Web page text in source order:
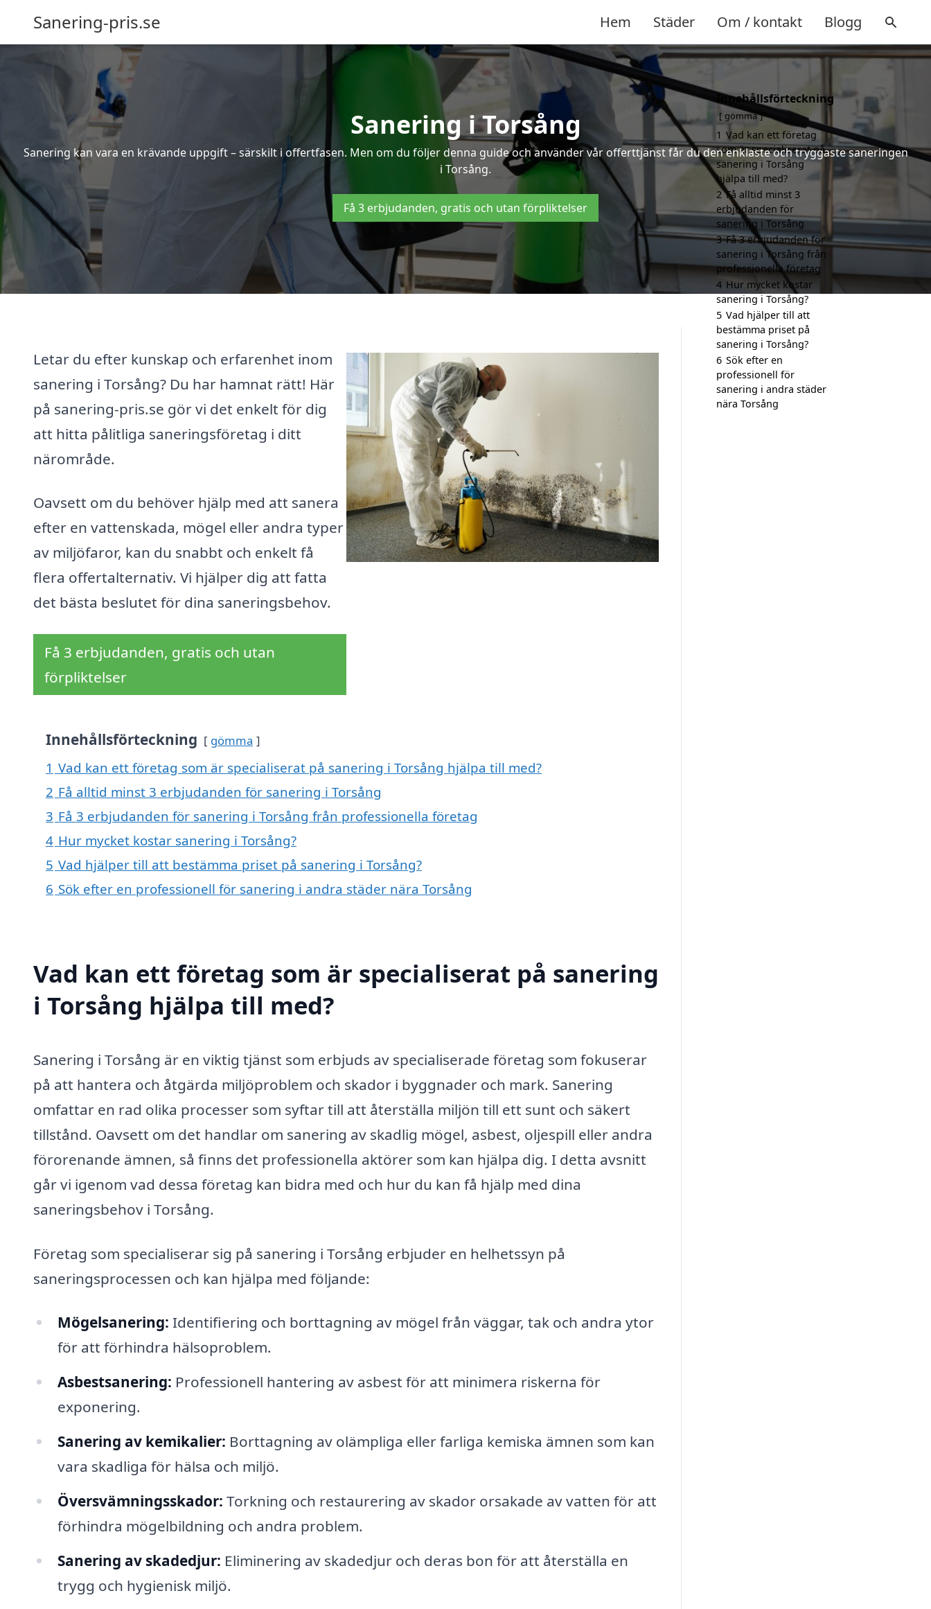
Sanering-pris.se Hem Städer Om / kontakt Blogg
Sanering i Torsång
Sanering kan vara en krävande uppgift – särskilt i offertfasen. Men om du följer denna guide och använder vår offerttjänst får du den enklaste och tryggaste saneringen
i Torsång.
Få 3 erbjudanden, gratis och utan förpliktelser
Letar du efter kunskap och erfarenhet inom
sanering i Torsång? Du har hamnat rätt! Här
på sanering-pris.se gör vi det enkelt för dig
att hitta pålitliga saneringsföretag i ditt
närområde.
Oavsett om du behöver hjälp med att sanera
efter en vattenskada, mögel eller andra typer
av miljöfaror, kan du snabbt och enkelt få
flera offertalternativ. Vi hjälper dig att fatta
det bästa beslutet för dina saneringsbehov.
Få 3 erbjudanden, gratis och utan
förpliktelser
Innehållsförteckning gömma
1 Vad kan ett företag som är specialiserat på sanering i Torsång hjälpa till med?
2 Få alltid minst 3 erbjudanden för sanering i Torsång
3 Få 3 erbjudanden för sanering i Torsång från professionella företag
4 Hur mycket kostar sanering i Torsång?
5 Vad hjälper till att bestämma priset på sanering i Torsång?
6 Sök efter en professionell för sanering i andra städer nära Torsång
Vad kan ett företag som är specialiserat på sanering
i Torsång hjälpa till med?
Sanering i Torsång är en viktig tjänst som erbjuds av specialiserade företag som fokuserar
på att hantera och åtgärda miljöproblem och skador i byggnader och mark. Sanering
omfattar en rad olika processer som syftar till att återställa miljön till ett sunt och säkert
tillstånd. Oavsett om det handlar om sanering av skadlig mögel, asbest, oljespill eller andra
förorenande ämnen, så finns det professionella aktörer som kan hjälpa dig. I detta avsnitt
går vi igenom vad dessa företag kan bidra med och hur du kan få hjälp med dina
saneringsbehov i Torsång.
Företag som specialiserar sig på sanering i Torsång erbjuder en helhetssyn på
saneringsprocessen och kan hjälpa med följande:
Mögelsanering: Identifiering och borttagning av mögel från väggar, tak och andra ytor
för att förhindra hälsoproblem.
Asbestsanering: Professionell hantering av asbest för att minimera riskerna för
exponering.
Sanering av kemikalier: Borttagning av olämpliga eller farliga kemiska ämnen som kan
vara skadliga för hälsa och miljö.
Översvämningsskador: Torkning och restaurering av skador orsakade av vatten för att
förhindra mögelbildning och andra problem.
Sanering av skadedjur: Eliminering av skadedjur och deras bon för att återställa en
trygg och hygienisk miljö.
Innehållsförteckning
gömma
1 Vad kan ett företag
som är specialiserat på
sanering i Torsång
hjälpa till med?
2 Få alltid minst 3
erbjudanden för
sanering i Torsång
3 Få 3 erbjudanden för
sanering i Torsång från
professionella företag
4 Hur mycket kostar
sanering i Torsång?
5 Vad hjälper till att
bestämma priset på
sanering i Torsång?
6 Sök efter en
professionell för
sanering i andra städer
nära Torsång